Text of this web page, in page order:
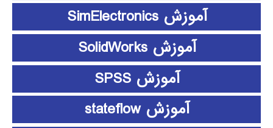
آموزش SimElectronics
آموزش SolidWorks
آموزش SPSS
آموزش stateflow